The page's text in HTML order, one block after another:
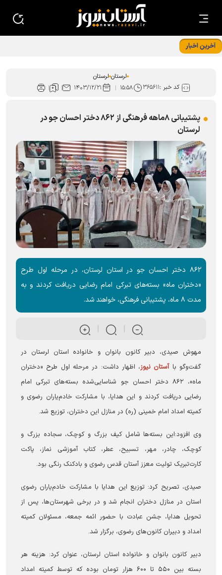
آخرین اخبار
لرستان لرستان
کد خبر :۳۶۵۶۱۱ ۱۵:۵۸ ۱۴۰۳/۱۲/۲۱
پشتیبانی ۸ماهه فرهنگی از ۸۶۲ دختر احسان جو در
لرستان
۸۶۲ دختر احسان جو در استان لرستان، در مرحله اول طرح
«دختران ماه» بسته‌های تبرکی امام رضایی دریافت کردند و به
مدت ۸ ماه، پشتیبانی فرهنگی، خواهند شد.
مهوش صیدی، دبیر کانون بانوان و خانواده استان لرستان در
گفت‌وگو باآستان نیوز، اظهار داشت: در مرحله اول طرح «دختران
ماه»، ۸۶۲ دختر احسان جو شناسایی‌شده بسته‌های تبرکی امام
رضایی دریافت کردند و این هدایا، با مشارکت خادم‌یاران رضوی و
کمیته امداد امام خمینی (ره) در منازل این دختران، توزیع شد.
وی افزود:این بسته‌ها شامل کیف بزرگ و کوچک، سجاده بزرگ و
کوچک، چادر، مهر، تسبیح، عطر، کتاب آموزشی نماز، پاکت
کارت‌تبریک تولیت معزز آستان قدس رضوی و بادکنک رنگی بود.
صیدی، تصریح کرد: توزیع این هدایا با مشارکت خادم‌یاران رضوی
استان در منازل دختران انجام شد و در برخی شهرستان‌ها، پس از
تحویل هدایا، جشن عبادت با حضور ائمه جمعه، مسئولان کمیته
امداد و دبیران کانون‌های رضوی، برگزار شد.
دبیر کانون بانوان و خانواده استان لرستان، عنوان کرد: هزینه هر
بسته بین ۵۵۰ تا ۶۰۰ هزار تومان بوده که توسط کمیته امداد